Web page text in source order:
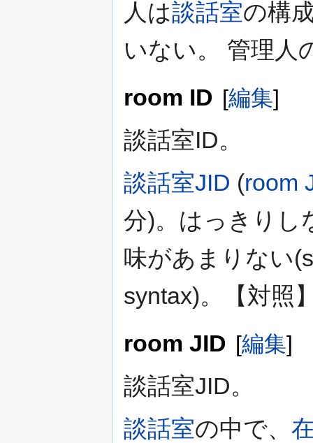
人は談話室の構
いない。 管理人
room ID [編集]
談話室ID。
談話室JID (room
分)。はっきりし
味があまりない
syntax)。【対照
room JID [編集]
談話室JID。
談話室の中で、